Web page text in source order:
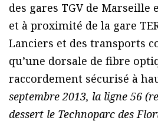
des gares TGV de Marseille
et à proximité de la gare
Lanciers et des transports
qu’une dorsale de fibre
raccordement sécurisé à
septembre 2013, la ligne 56
dessert le Technoparc des